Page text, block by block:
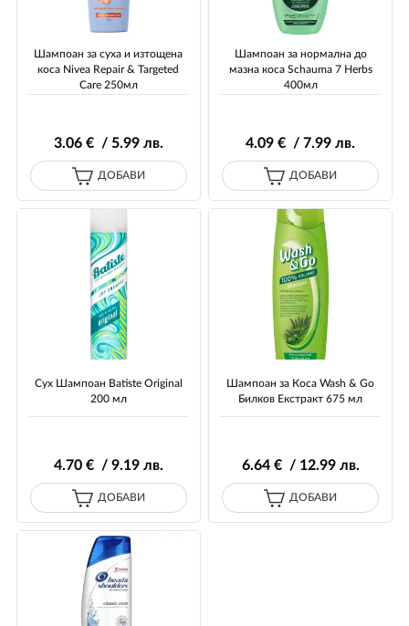
Шампоан за суха и изтощена
коса Nivea Repair & Targeted
Care 250мл
3.06€ / 5.99лв.
ДОБАВИ
Шампоан за нормална до
мазна коса Schauma 7 Herbs
400мл
4.09 € / 7.99 лв.
ДОБАВИ
Сух Шампоан Batiste Original
200 мл
4.70€ / 9.19лв.
ДОБАВИ
Шампоан за Коса Wash & Go
Билков Екстракт 675 мл
6.64€ / 12.99лв.
ДОБАВИ